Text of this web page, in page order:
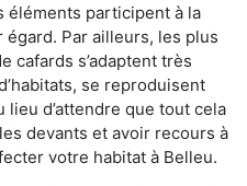
éléments participent à la
égard. Par ailleurs, les plus
cafards s’adaptent très
se reproduisent
d’attendre que tout cela
devants et avoir recours à
votre habitat à Belleu.